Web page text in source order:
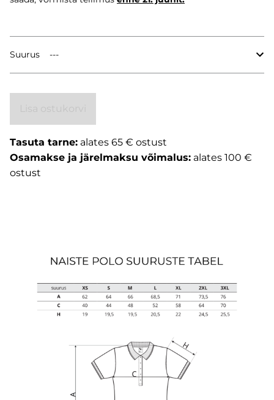
Suurus
Tasuta tarne: alates 65 € ostust
Osamakse ja järelmaksu võimalus: alates 100 €
ostust